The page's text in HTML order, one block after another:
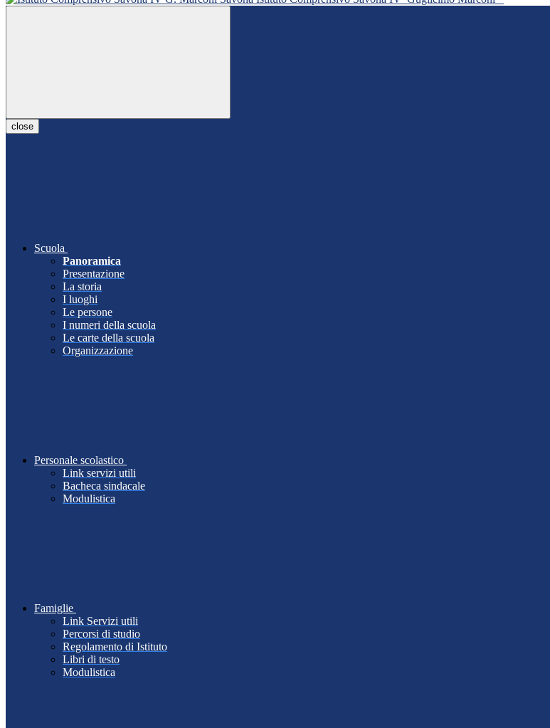
close
Scuola
Panoramica
Presentazione
La storia
I luoghi
Le persone
I numeri della scuola
Le carte della scuola
Organizzazione
Personale scolastico
Link servizi utili
Bacheca sindacale
Modulistica
Famiglie
Link Servizi utili
Percorsi di studio
Regolamento di Istituto
Libri di testo
Modulistica